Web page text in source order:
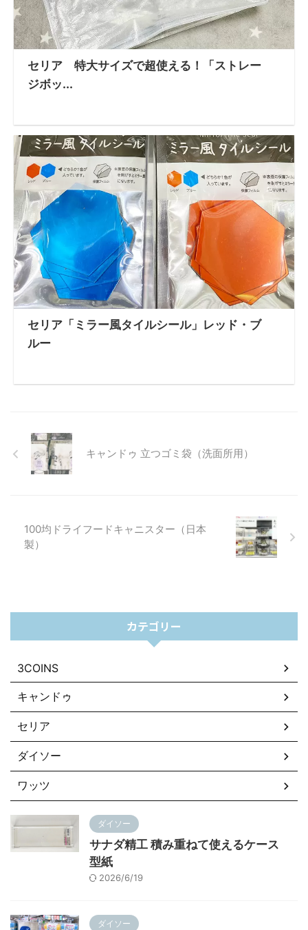
セリア 特大サイズで超使える！「ストレー
ジボッ...
セリア「ミラー風タイルシール」レッド・ブ
ルー
キャンドゥ 立つゴミ袋（洗面所用）
100均ドライフードキャニスター（日本
製）
カテゴリー
3COINS
キャンドゥ
セリア
ダイソー
ワッツ
ダイソー
サナダ精工 積み重ねて使えるケース
型紙
2026/6/19
ダイソー